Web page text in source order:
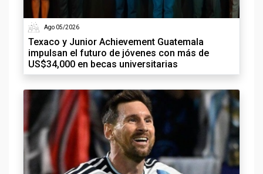
Ago 05/2026
Texaco y Junior Achievement Guatemala
impulsan el futuro de jóvenes con más de
US$34,000 en becas universitarias